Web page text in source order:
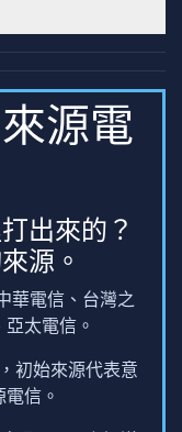
源電
出來的？
源。
華電信、台灣之
太電信。
初始來源代表意
信。